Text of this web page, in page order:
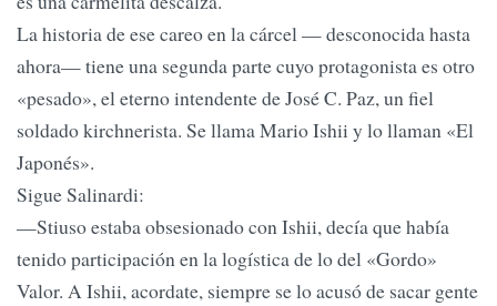
La historia de ese careo en la cárcel — desconocida hasta
ahora— tiene una segunda parte cuyo protagonista es otro
«pesado», el eterno intendente de José C. Paz, un fiel
soldado kirchnerista. Se llama Mario Ishii y lo llaman «El
Japonés».
Sigue Salinardi:
—Stiuso estaba obsesionado con Ishii, decía que había
tenido participación en la logística de lo del «Gordo»
Valor. A Ishii, acordate, siempre se lo acusó de sacar gente